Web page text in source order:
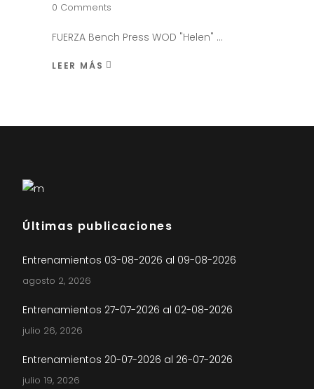
0 Comments
FUERZA Bench Press WOD "Helen"
LEER MÁS
Últimas publicaciones
Entrenamientos 03-08-2026 al 09-08-2026
agosto 2, 2026
Entrenamientos 27-07-2026 al 02-08-2026
julio 26, 2026
Entrenamientos 20-07-2026 al 26-07-2026
julio 19, 2026